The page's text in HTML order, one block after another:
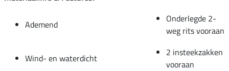
Ademend
Onderlegde 2-
weg rits vooraan
Wind- en waterdicht
2 insteekzakken
vooraan